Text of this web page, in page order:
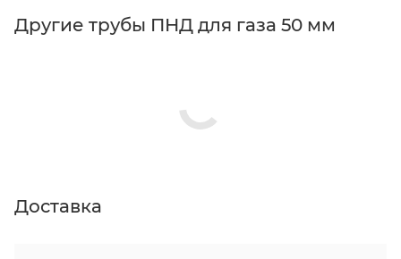
Другие трубы ПНД для газа 50 мм
Доставка